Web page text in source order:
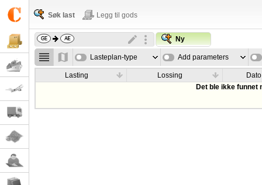
Søk last Legg til gods
Ny
Lasteplan-type Add parameters
Lasting Lossing
Dato
Det ble ikke funnet